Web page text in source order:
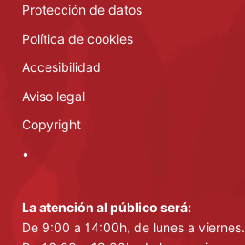
Protección de datos
Política de cookies
Accesibilidad
Aviso legal
Copyright
•
La atención al público será:
De 9:00 a 14:00h, de lunes a viernes.